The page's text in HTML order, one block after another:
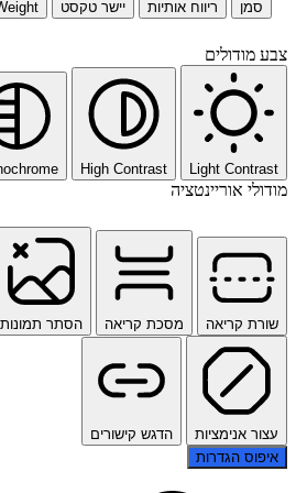
סמן ריווח אותיות יישר טקסט
צבע מודולים
Light Contrast
High Contrast
מודולי אוריינטציה
שורת קריאה מסכת קריאה הסתר תמונות
עצור אנימציות
הדגש קישורים
איפוס הגדרות